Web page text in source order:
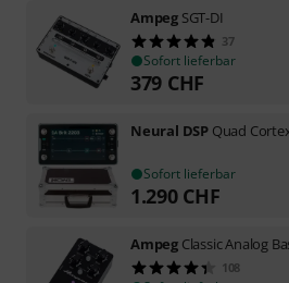
Ampeg SGT-DI
37
Sofort lieferbar
379 CHF
Neural DSP Quad
Sofort lieferbar
1.290 CHF
Ampeg Classic Analog
108